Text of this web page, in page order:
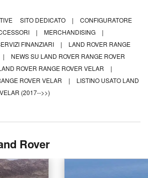
SITO DEDICATO |
CONFIGURATORE
| MERCHANDISING
|
FINANZIARI |
LAND ROVER RANGE
|
NEWS SU LAND ROVER RANGE ROVER
ROVER RANGE ROVER VELAR
|
ROVER VELAR
|
LISTINO USATO LAND
(2017-->>)
Rover